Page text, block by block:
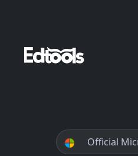
Official